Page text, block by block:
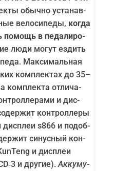
обыч­но уста­нав­
вело­си­пе­ды, когда
помощь в педа­ли­ро­
люди могут ездить
Мак­си­маль­ная
ком­плек­тах до 35–
ком­плек­та отли­ча­
и дис­
кон­трол­ле­ры
дис­плеи s866 и подоб­
синус­ный кон­
и дис­плеи
и дру­гие). Акку­му­